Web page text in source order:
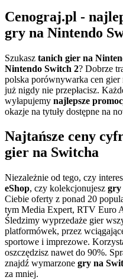
Cenograj.pl -
gry na Nintendo
Szukasz tanich gier na
Nintendo Switch 2? Dobrze
polska porównywarka cen
już nigdy nie przepłacisz.
wyłapujemy najlepsze
okazje na tytuły dostępne na
Najtańsze ceny
gier na Switcha
Niezależnie od tego, czy
eShop, czy kolekcjonujesz gry
Ciebie oferty z ponad 20
tym Media Expert, RTV Euro
Śledzimy wyprzedaże gier
platformówek, przez
sportowe i imprezowe.
oszczędzisz nawet do 90%.
znajdź wymarzone gry na
za mniej.